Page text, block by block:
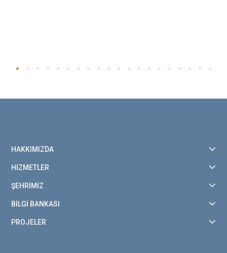
HAKKIMIZDA
HİZMETLER
ŞEHRİMİZ
BİLGİ BANKASI
PROJELER